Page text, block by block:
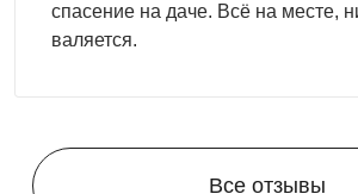
спасение на даче. Всё на месте,
валяется.
Все отзывы